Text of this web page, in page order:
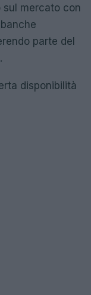
sul mercato con
parte del
disponibilità